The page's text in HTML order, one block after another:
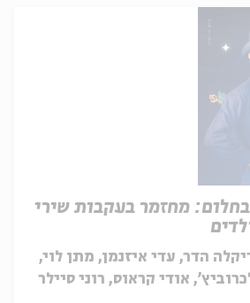
מחזמר בעקבות שירי
הדר, עדי איזנמן, מתן לוי,
אודי קראוס, רוני סיילר